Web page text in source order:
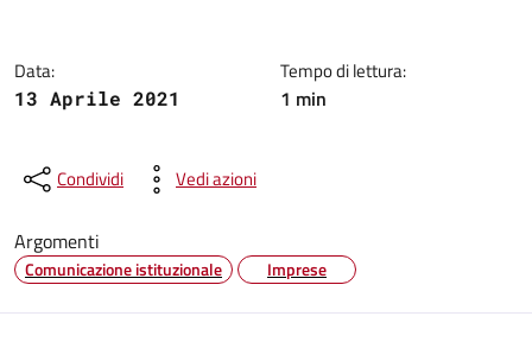
Data:
13 Aprile 2021
Tempo di lettura:
1 min
Condividi Vedi azioni
Argomenti
Comunicazione istituzionale Imprese